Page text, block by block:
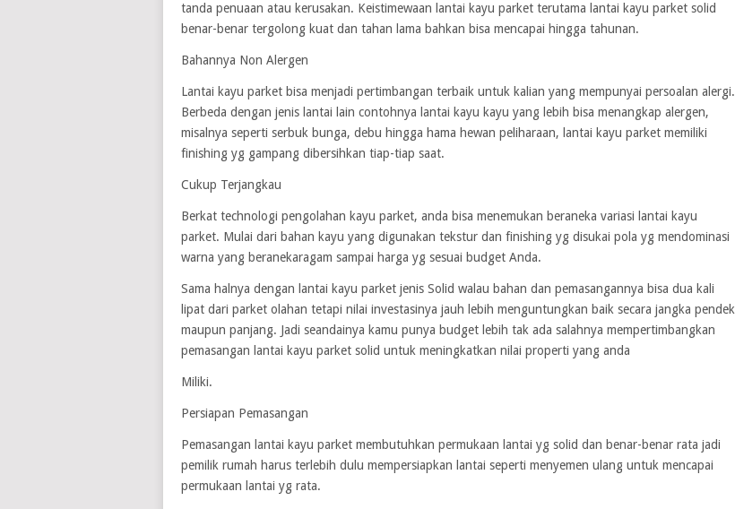
tanda penuaan atau kerusakan. Keistimewaan lantai kayu parket terutama lantai kayu parket solid
benar-benar tergolong kuat dan tahan lama bahkan bisa mencapai hingga tahunan.
Bahannya Non Alergen
Lantai kayu parket bisa menjadi pertimbangan terbaik untuk kalian yang mempunyai persoalan alergi.
Berbeda dengan jenis lantai lain contohnya lantai kayu kayu yang lebih bisa menangkap alergen,
misalnya seperti serbuk bunga, debu hingga hama hewan peliharaan, lantai kayu parket memiliki
finishing yg gampang dibersihkan tiap-tiap saat.
Cukup Terjangkau
Berkat technologi pengolahan kayu parket, anda bisa menemukan beraneka variasi lantai kayu
parket. Mulai dari bahan kayu yang digunakan tekstur dan finishing yg disukai pola yg mendominasi
warna yang beranekaragam sampai harga yg sesuai budget Anda.
Sama halnya dengan lantai kayu parket jenis Solid walau bahan dan pemasangannya bisa dua kali
lipat dari parket olahan tetapi nilai investasinya jauh lebih menguntungkan baik secara jangka pendek
maupun panjang. Jadi seandainya kamu punya budget lebih tak ada salahnya mempertimbangkan
pemasangan lantai kayu parket solid untuk meningkatkan nilai properti yang anda
Miliki.
Persiapan Pemasangan
Pemasangan lantai kayu parket membutuhkan permukaan lantai yg solid dan benar-benar rata jadi
pemilik rumah harus terlebih dulu mempersiapkan lantai seperti menyemen ulang untuk mencapai
permukaan lantai yg rata.